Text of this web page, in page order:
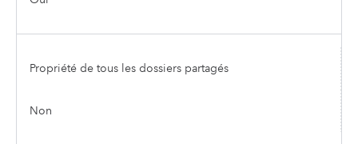
Propriété de tous les dossiers partagés
Non